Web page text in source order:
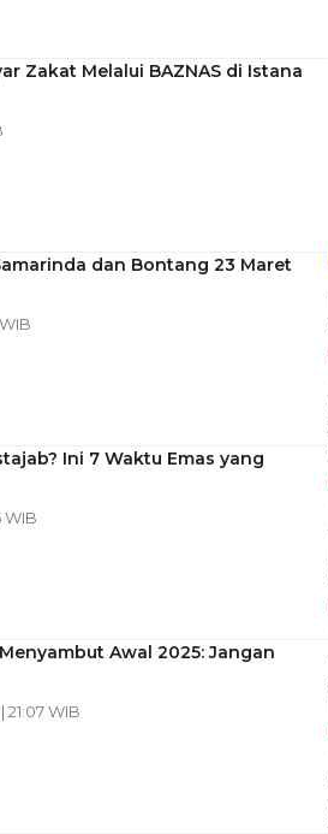
Zakat Melalui BAZNAS di Istana
dan Bontang 23 Maret
Ini 7 Waktu Emas yang
WIB
Awal 2025: Jangan
WIB